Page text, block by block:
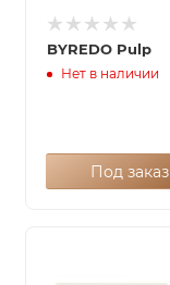
BYREDO Pulp
Нет в наличии
Под заказ